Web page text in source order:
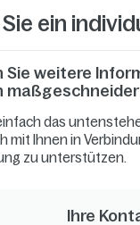
Sie ein
Sie weitere
das
mit Ihnen in
zu unterstützen.
Ihre